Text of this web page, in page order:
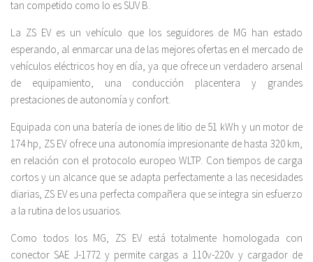
tan competido como lo es SUV B.
La ZS EV es un vehículo que los seguidores de MG han estado
esperando, al enmarcar una de las mejores ofertas en el mercado de
vehículos eléctricos hoy en día, ya que ofrece un verdadero arsenal
de equipamiento, una conducción placentera y grandes
prestaciones de autonomía y confort.
Equipada con una batería de iones de litio de 51 kWh y un motor de
174 hp, ZS EV ofrece una autonomía impresionante de hasta 320 km,
en relación con el protocolo europeo WLTP. Con tiempos de carga
cortos y un alcance que se adapta perfectamente a las necesidades
diarias, ZS EV es una perfecta compañera que se integra sin esfuerzo
a la rutina de los usuarios.
Como todos los MG, ZS EV está totalmente homologada con
conector SAE J-1772 y permite cargas a 110v-220v y cargador de